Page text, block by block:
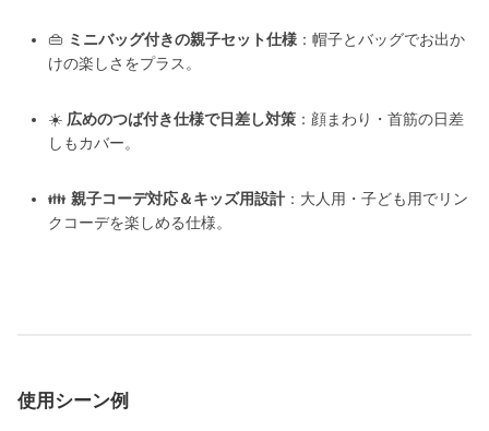
👜 ミニバッグ付きの親子セット仕様 ：帽子とバッグでお出か
けの楽しさをプラス。
☀️ 広めのつば付き仕様で日差し対策 ：顔まわり・首筋の日差
しもカバー。
👪 親子コーデ対応＆キッズ用設計 ：大人用・子ども用でリン
クコーデを楽しめる仕様。
使用シーン例